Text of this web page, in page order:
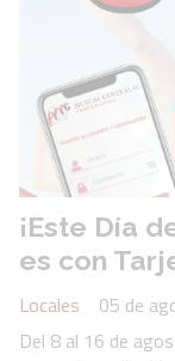
¡Este Día
es con
Locales
05 de
Del 8 al 16 de